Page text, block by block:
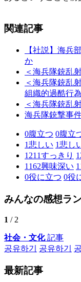
関連記事
【社説】海兵
か
＜海兵隊銃乱
＜海兵隊銃乱
組織的過酷行為
＜海兵隊銃乱
海兵隊銃撃事
0腹立つ 0腹立
1悲しい 1悲し
1211すっきり
1162興味深い
0役に立つ 0役
みんなの感想ラ
1 / 2
社会・文化記事
공유하기
공유하기
最新記事